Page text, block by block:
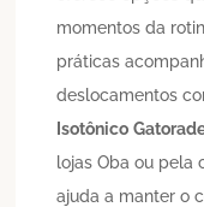
momentos da
práticas
deslocamentos
Isotônico
lojas Oba ou pela
ajuda a manter o